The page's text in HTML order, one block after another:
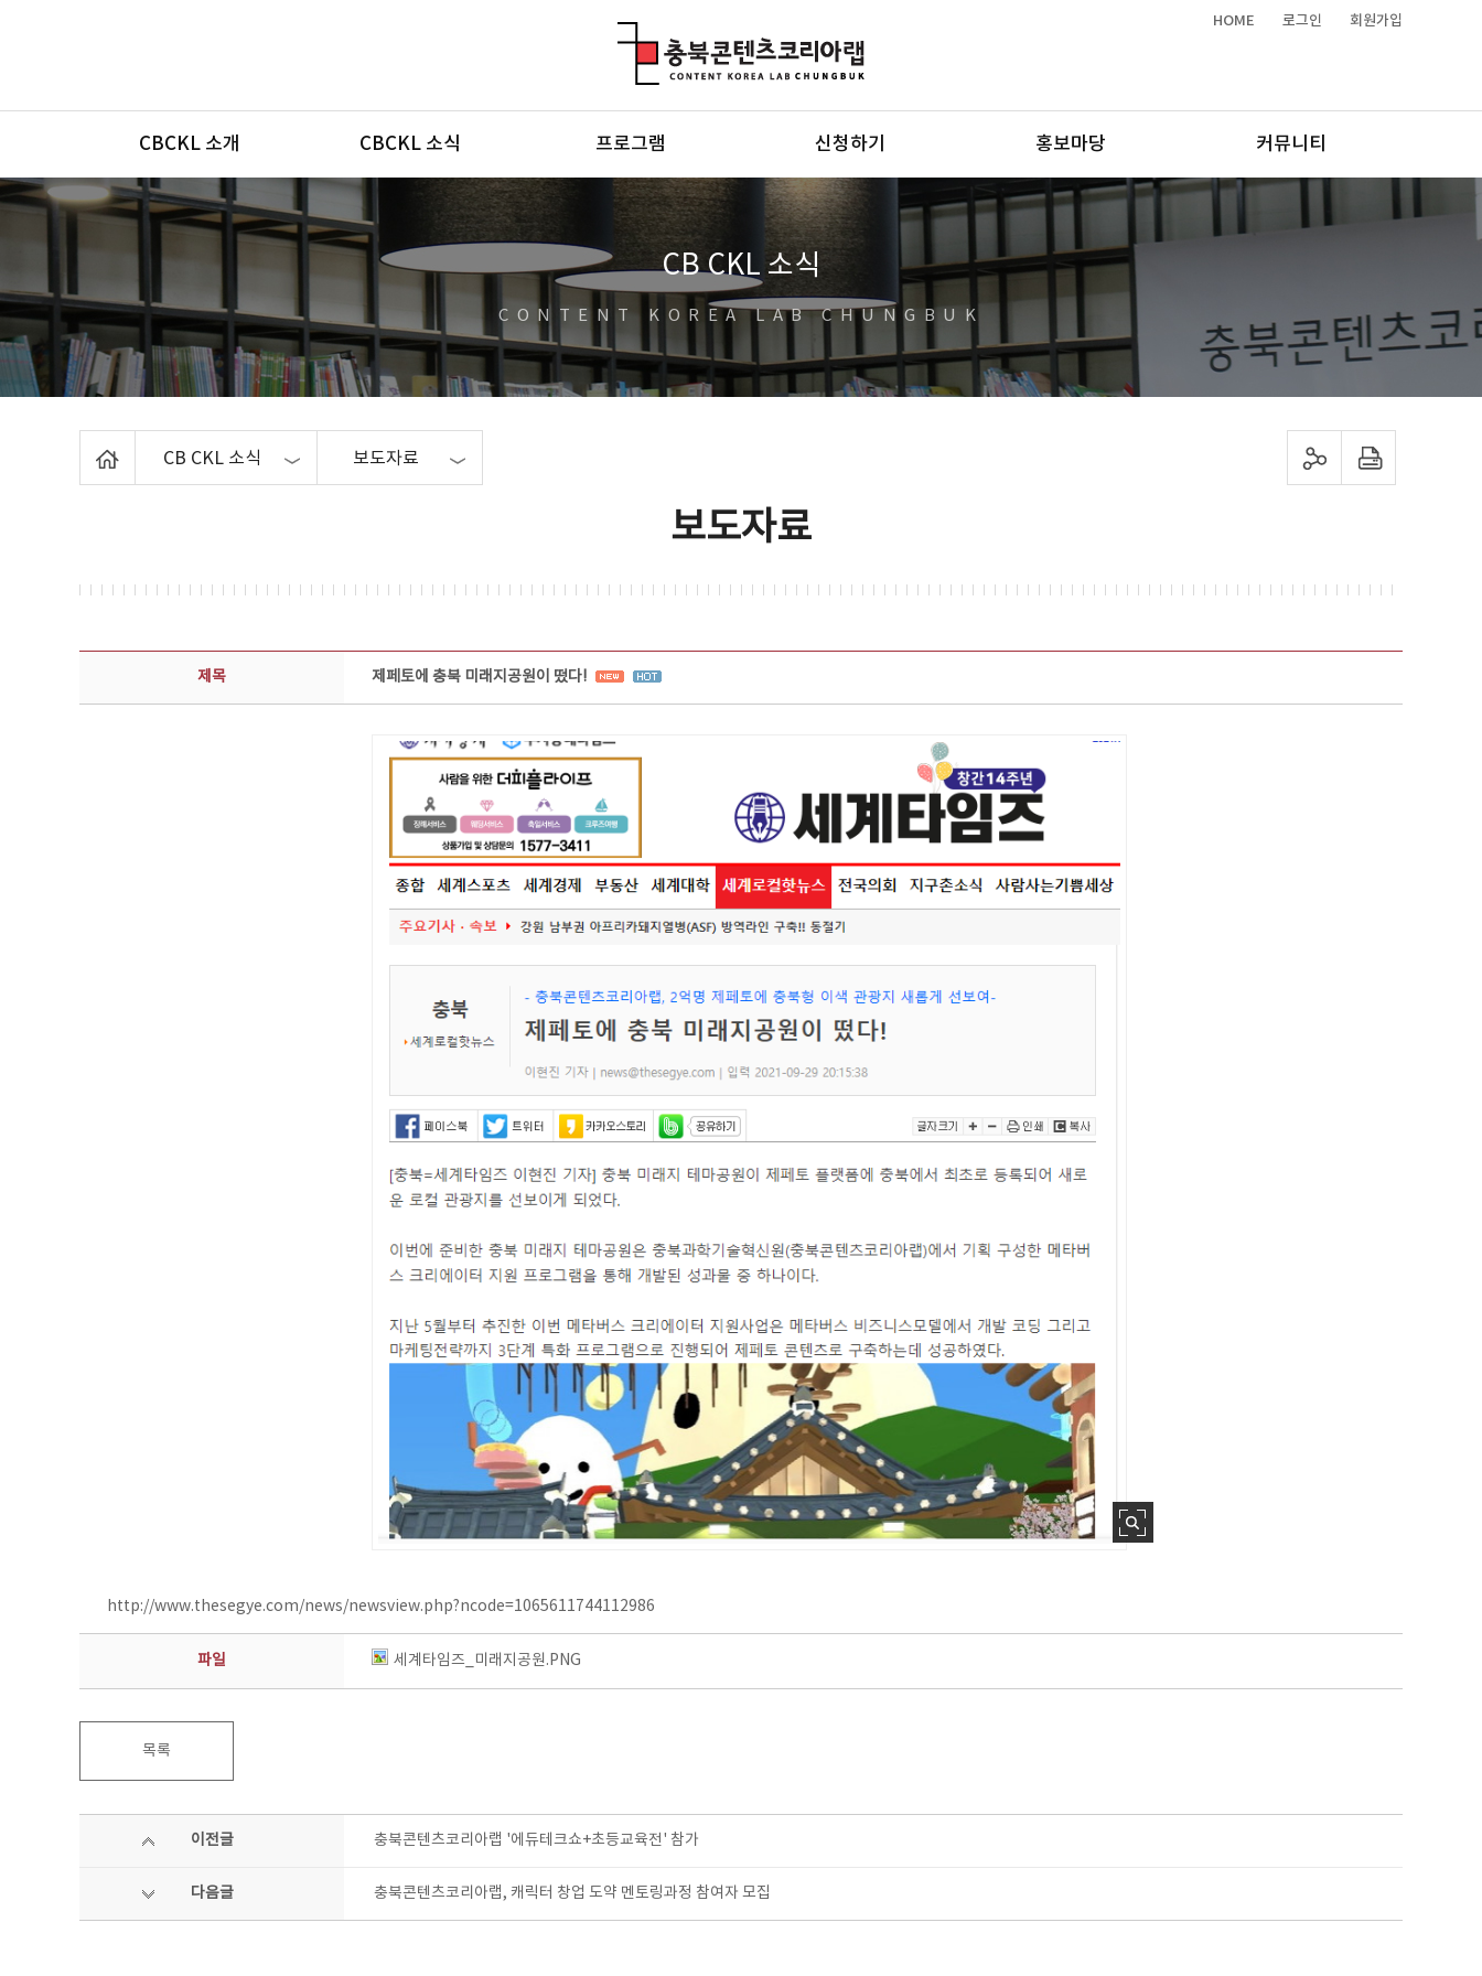
HOME 로그인 회원가입
메뉴
CBCKL 소개 CBCKL 소식 프로그램 신청하기 홍보마당 커뮤니티
CB CKL 소식
CONTENT KOREA LAB CHUNGBUK
CB CKL 소식 보도자료 sns 공유하기 프린트하기
보도자료
보도자료 상세보기 - 제목, 담당부서, 담당자, 담당연락처, 내용, 첨부파일 정보 제공
제목 제페토에 충북 미래지공원이 떴다!
http://www.thesegye.com/news/newsview.php?ncode=1065611744112986
파일 세계타임즈_미래지공원.PNG
목록
이전글 충북콘텐츠코리아랩 '에듀테크쇼+초등교육전' 참가
다음글 충북콘텐츠코리아랩, 캐릭터 창업 도약 멘토링과정 참여자 모집